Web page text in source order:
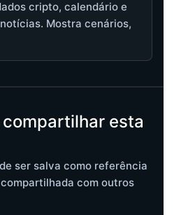
cripto, calendário e
Mostra cenários,
compartilhar esta
ser salva como referência
com outros